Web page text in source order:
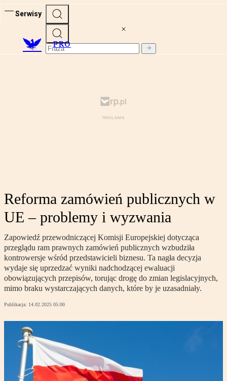
Serwisy
PRO
Reforma zamówień publicznych w
UE – problemy i wyzwania
Zapowiedź przewodniczącej Komisji Europejskiej dotycząca
przeglądu ram prawnych zamówień publicznych wzbudziła
kontrowersje wśród przedstawicieli biznesu. Ta nagła decyzja
wydaje się uprzedzać wyniki nadchodzącej ewaluacji
obowiązujących przepisów, torując drogę do zmian legislacyjnych,
mimo braku wystarczających danych, które by je uzasadniały.
Publikacja: 14.02.2025 05:00